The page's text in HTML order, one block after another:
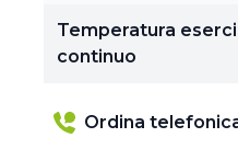
Temperatura
continuo
Ordina